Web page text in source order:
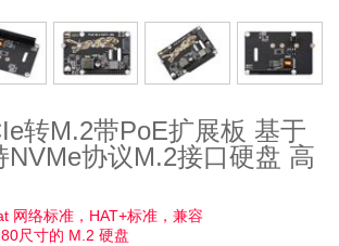
转M.2带PoE扩展板 基于
NVMe协议M.2接口硬盘 高
网络标准，HAT+标准，兼容
尺寸的 M.2 硬盘